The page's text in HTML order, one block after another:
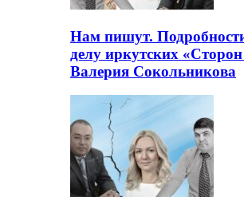
Нам пишут.
делу иркутских «Сторон
Валерия Сокольникова